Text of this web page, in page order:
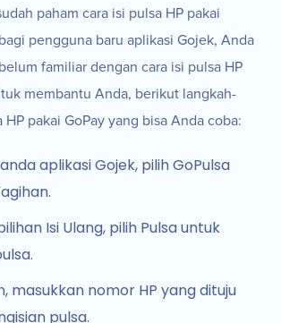
paham cara isi pulsa HP pakai
pengguna baru aplikasi Gojek, Anda
familiar dengan cara isi pulsa HP
membantu Anda, berikut langkah-
pakai GoPay yang bisa Anda coba:
aplikasi Gojek, pilih GoPulsa
Isi Ulang, pilih Pulsa untuk
masukkan nomor HP yang dituju
pulsa.